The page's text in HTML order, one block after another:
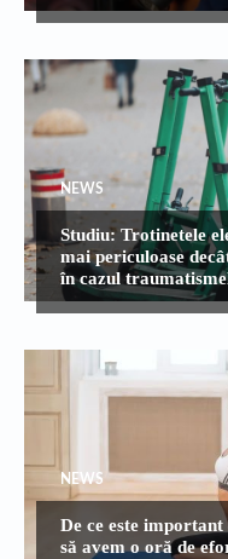
NEWS
Studiu: Trotinetele
mai periculoase
în cazul
NEWS
De ce este
să avem o oră de